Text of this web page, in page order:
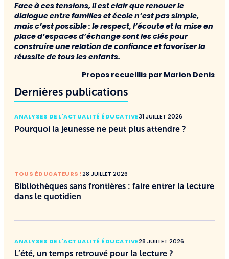
Face à ces tensions, il est clair que renouer le
dialogue entre familles et école n’est pas simple,
mais c’est possible : le respect, l’écoute et la mise en
place d’espaces d’échange sont les clés pour
construire une relation de confiance et favoriser la
réussite de tous les enfants.
Propos recueillis par Marion Denis
Dernières publications
ANALYSES DE L'ACTUALITÉ ÉDUCATIVE31 JUILLET 2026
Pourquoi la jeunesse ne peut plus attendre ?
TOUS ÉDUCATEURS !28 JUILLET 2026
Bibliothèques sans frontières : faire entrer la lecture
dans le quotidien
ANALYSES DE L'ACTUALITÉ ÉDUCATIVE28 JUILLET 2026
L’été, un temps retrouvé pour la lecture ?